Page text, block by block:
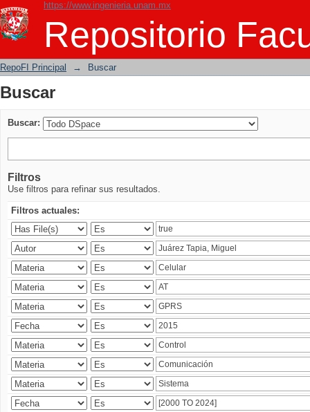
https://www.ingenieria.unam.mx
Repositorio
Buscar
RepoFI Principal → Buscar
Buscar
Buscar:
Filtros
Use filtros para refinar sus resultados.
Filtros actuales: